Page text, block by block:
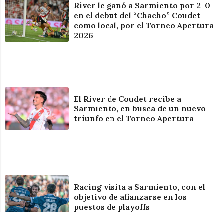
River le ganó a Sarmiento por 2-0
en el debut del “Chacho” Coudet
como local, por el Torneo Apertura
2026
El River de Coudet recibe a
Sarmiento, en busca de un nuevo
triunfo en el Torneo Apertura
Racing visita a Sarmiento, con el
objetivo de afianzarse en los
puestos de playoffs